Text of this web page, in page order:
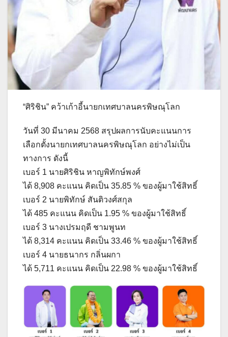
“ศิริชิน” คว้าเก้าอี้นายกเทศบาลนครพิษณุโลก
วันที่ 30 มีนาคม 2568 สรุปผลการนับคะแนนการ
เลือกตั้งนายกเทศบาลนครพิษณุโลก อย่างไม่เป็น
ทางการ ดังนี้
เบอร์ 1 นายศิริชิน หาญพิทักษ์พงศ์
ได้ 8,908 คะแนน คิดเป็น 35.85 % ของผู้มาใช้สิทธิ์
เบอร์ 2 นายพิทักษ์ สันติวงศ์สกุล
ได้ 485 คะแนน คิดเป็น 1.95 % ของผู้มาใช้สิทธิ์
เบอร์ 3 นางเปรมฤดี ชามพูนท
ได้ 8,314 คะแนน คิดเป็น 33.46 % ของผู้มาใช้สิทธิ์
เบอร์ 4 นายธนากร กลิ่นผกา
ได้ 5,711 คะแนน คิดเป็น 22.98 % ของผู้มาใช้สิทธิ์